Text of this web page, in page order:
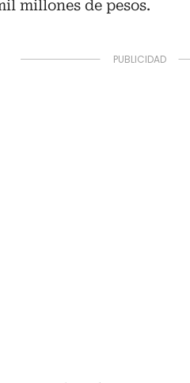
millones de pesos.